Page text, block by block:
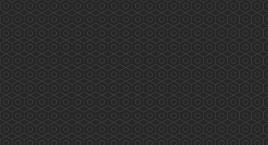
記今天終於全部完成所有要求，並獲頒委任狀。
他/她們會繼續在朋輩推廣安全用藥，而香港藥學
會慈善基金亦透過兩位大學生義工，在滂沱大雨
中將小册子、證書及禮物等送達九間長者中心。
...
More
老有所醫「流動綜合診所」(2019.07.07)
香港藥學會PSHK 香港藥學會慈善基金PSCF 老
有所醫「流動綜合診所」 藥劑師與您 攜手保安
康 專業展關懷 服務人為本 多位香港藥學會藥
劑師參與 老有所醫「流動綜合診所」提供專業服
務： Scarlett Pong, Peter Suen, Rex Ng,
Kathleen Kung, Dick...
More